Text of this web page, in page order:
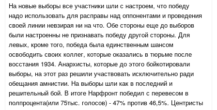
На новые выборы все участники шли с настроем, что победу
надо использовать для расправы над оппонентами и проведения
своей линии невзирая ни на что. Обе стороны еще до выборов
были настроенны не признавать победу другой стороны. Для
левых, кроме того, победа была единственным шансом
освободить своих коллег, которые оказались в тюрьме после
восстания 1934. Анархисты, которые до этого бойкотировали
выборы, на этот раз решили участвовать исключительно ради
обещания амнистии. На выборы шли как в последний и
решительный бой. В итоге Нарфронт победил с перевесом в
полпроцента(или 75тыс. голосов) - 47% против 46,5%. Центристы